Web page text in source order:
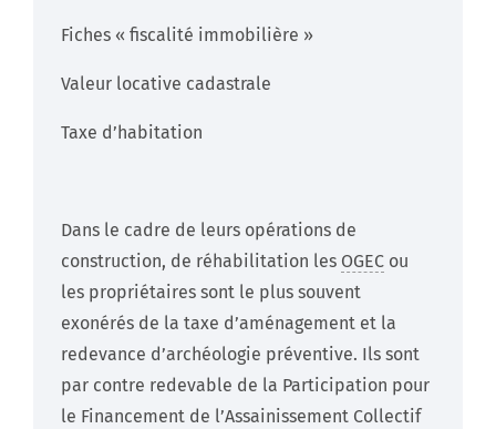
Fiches « fiscalité immobilière »
Valeur locative cadastrale
Taxe d’habitation
Dans le cadre de leurs opérations de
construction, de réhabilitation les OGEC ou
les propriétaires sont le plus souvent
exonérés de la taxe d’aménagement et la
redevance d’archéologie préventive. Ils sont
par contre redevable de la Participation pour
le Financement de l’Assainissement Collectif